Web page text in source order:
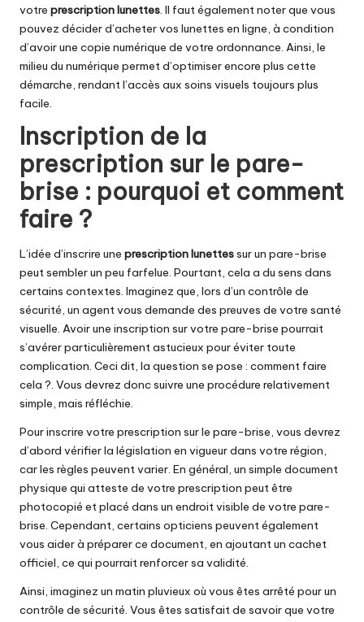
votre prescription lunettes. Il faut également noter que vous
pouvez décider d’acheter vos lunettes en ligne, à condition
d’avoir une copie numérique de votre ordonnance. Ainsi, le
milieu du numérique permet d’optimiser encore plus cette
démarche, rendant l’accès aux soins visuels toujours plus
facile.
Inscription de la
prescription sur le pare-
brise : pourquoi et comment
faire ?
L’idée d’inscrire une prescription lunettessur un pare-brise
peut sembler un peu farfelue. Pourtant, cela a du sens dans
certains contextes. Imaginez que, lors d’un contrôle de
sécurité, un agent vous demande des preuves de votre santé
visuelle. Avoir une inscription sur votre pare-brise pourrait
s’avérer particulièrement astucieux pour éviter toute
complication. Ceci dit, la question se pose : comment faire
cela ?. Vous devrez donc suivre une procédure relativement
simple, mais réfléchie.
Pour inscrire votre prescription sur le pare-brise, vous devrez
d’abord vérifier la législation en vigueur dans votre région,
car les règles peuvent varier. En général, un simple document
physique qui atteste de votre prescription peut être
photocopié et placé dans un endroit visible de votre pare-
brise. Cependant, certains opticiens peuvent également
vous aider à préparer ce document, en ajoutant un cachet
officiel, ce qui pourrait renforcer sa validité.
Ainsi, imaginez un matin pluvieux où vous êtes arrêté pour un
contrôle de sécurité. Vous êtes satisfait de savoir que votre